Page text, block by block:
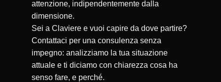
attenzione, indipendentemente dalla
dimensione.
Sei a Claviere e vuoi capire da dove partire?
Contattaci per una consulenza senza
impegno: analizziamo la tua situazione
attuale e ti diciamo con chiarezza cosa ha
senso fare, e perché.